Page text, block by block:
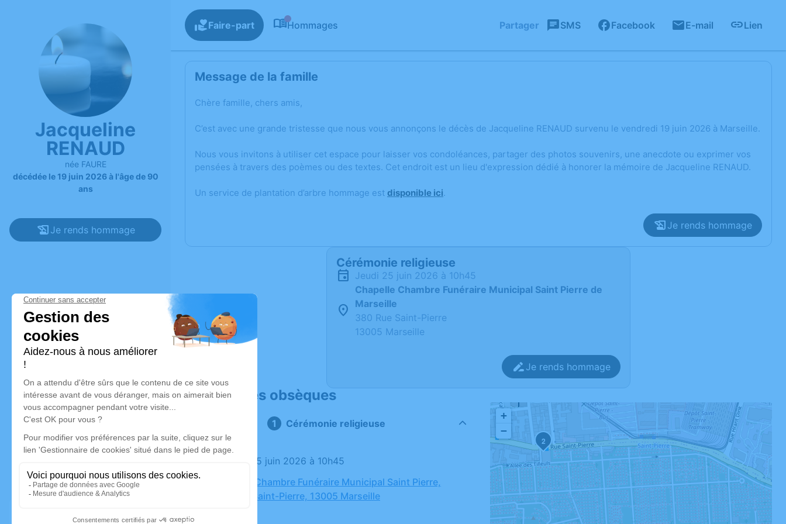
Jacqueline
RENAUD
née FAURE
décédée le 19 juin 2026 à l'âge de 90
ans
Je rends hommage
Faire-part Hommages Partager SMS Facebook E-mail Lien
Message de la famille
Chère famille, chers amis,
C’est avec une grande tristesse que nous vous annonçons le décès de Jacqueline RENAUD survenu le vendredi 19 juin 2026 à Marseille.
Nous vous invitons à utiliser cet espace pour laisser vos condoléances, partager des photos souvenirs, une anecdote ou exprimer vos
pensées à travers des poèmes ou des textes. Cet endroit est un lieu d'expression dédié à honorer la mémoire de Jacqueline RENAUD.
Un service de plantation d’arbre hommage est disponible ici.
Je rends hommage
Cérémonie religieuse
jeudi 25 juin 2026 à 10h45
Chapelle Chambre Funéraire Municipal Saint Pierre de
Marseille
380 Rue Saint-Pierre
13005 Marseille
Je rends hommage
Déroulé des obsèques
Cérémonie religieuse
Le jeudi 25 juin 2026 à 10h45
Chapelle Chambre Funéraire Municipal Saint Pierre,
380 Rue Saint-Pierre, 13005 Marseille
2
+
−